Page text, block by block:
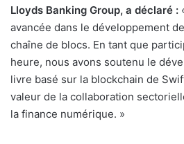
Lloyds Banking Group, a déclaré :
avancée dans le développement
chaîne de blocs. En tant que
heure, nous avons soutenu le
livre basé sur la blockchain de
valeur de la collaboration
la finance numérique. »